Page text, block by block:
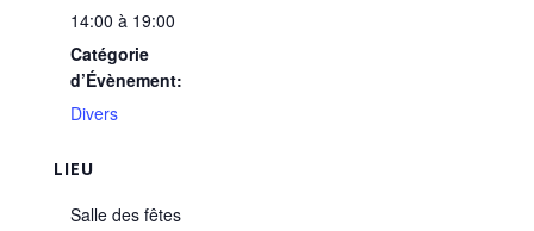
14:00 à 19:00
Catégorie
d’Évènement:
Divers
LIEU
Salle des fêtes